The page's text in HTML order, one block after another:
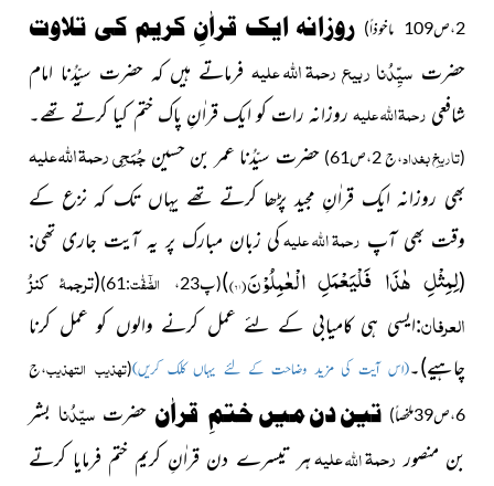
2،ص109 ماخوذاً) روزانہ ایک قراٰنِ کریم کی تلاوت
حضرت سیِّدُنا ربیعرحمۃ اللہ علیہ فرماتے ہیں کہ حضرت سیِّدُنا امام
شافعی رحمۃ اللہ علیہ روزانہ رات کو ایک قراٰنِ پاک ختم کیا کرتے تھے۔
(تاریخِ بغداد،ج 2،ص61) حضرت سیّدُنا عمر بن حسین جُمَحِیرحمۃ اللہ علیہ
بھی روزانہ ایک قراٰنِ مجید پڑھا کرتے تھے یہاں تک کہ نزع کے
وقت بھی آپ رحمۃ اللہ علیہکی زبان مبارک پر یہ آیت جاری تھی:
(لِمِثْلِ هٰذَا فَلْیَعْمَلِ الْعٰمِلُوْنَ(۶۱)
)(پ23، الصّٰٓفّٰت:61)
(ترجمۂ کنزُ
العرفان:ایسی ہی کامیابی کے لئے عمل کرنے والوں کو عمل کرنا
چاہیے)۔(اس آیت کی مزید وضاحت کے لئے یہاں کلک کریں)(تھذیب التھذیب،ج
6،ص39ملخصاً) تین دن میں ختمِ قراٰن حضرت سیّدُنا بشر
بن منصور رحمۃاللہعلیہہر تیسرے دن قراٰنِ کریم ختم فرمایا کرتے